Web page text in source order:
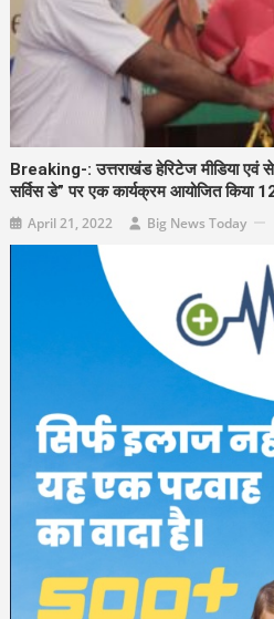
Breaking-: उत्तराखंड हेरिटेज मीडिया एवं
सर्विस डे” पर एक कार्यक्रम आयोजित किया
April 21, 2022 Big News Today